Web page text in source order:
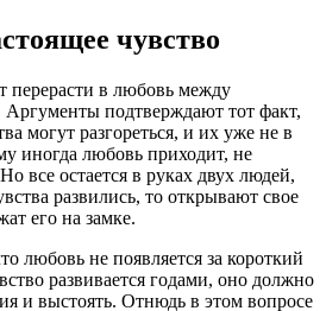
чувство
перерасти в любовь между
подтверждают тот факт,
могут разгореться, и их уже не в
иногда любовь приходит, не
все остается в руках двух людей,
развились, то открывают свое
его на замке.
любовь не появляется за короткий
развивается годами, оно должно
и выстоять. Отнюдь в этом вопросе